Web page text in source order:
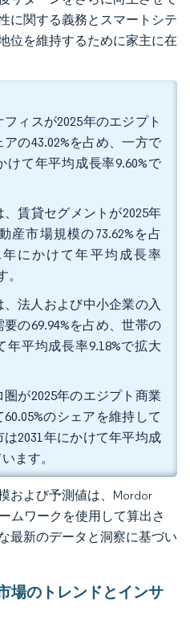
に関する義務とスマートシテ
位を維持するために家主に在
ィスが2025年のエジプト
の43.02%を占め、一方で
けて年平均成長率9.60%で
賃貸セグメントが2025年
産市場規模の73.62%を占
にかけて年平均成長率
法人および中小企業の入
の69.94%を占め、世帯の
年平均成長率9.18%で拡大
が2025年のエジプト商業
のシェアを維持して
2031年にかけて年平均成
ます。
および予測値は、Mordor
ムワークを使用して算出さ
最新のデータと洞察に基づい
場のトレンドとインサ